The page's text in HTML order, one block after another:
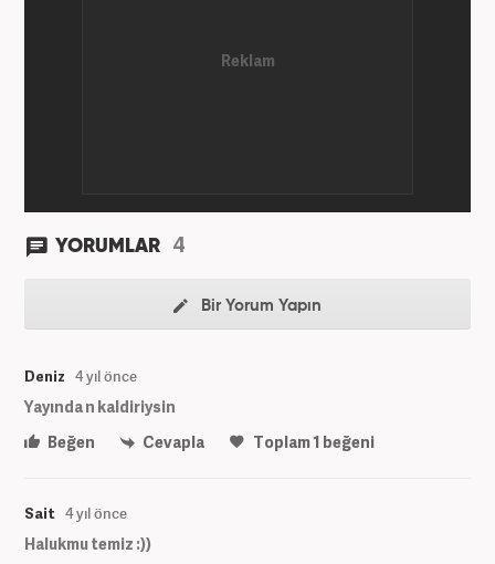
YORUMLAR 4
Bir Yorum Yapın
Deniz 4 yıl önce
Yayında n kaldiriysin
Beğen
Cevapla Toplam1 beğeni
Sait 4 yıl önce
Halukmu temiz :))